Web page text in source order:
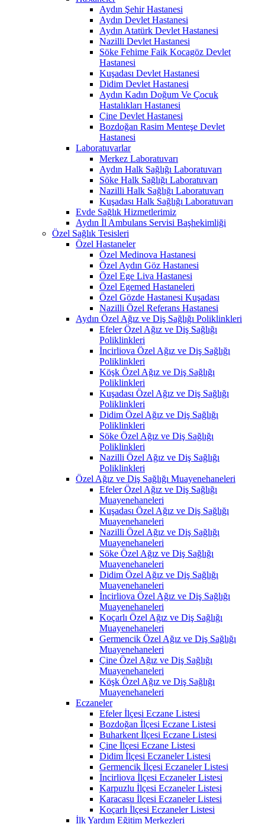
Aydın Şehir Hastanesi
Aydın Devlet Hastanesi
Aydın Atatürk Devlet Hastanesi
Nazilli Devlet Hastanesi
Söke Fehime Faik Kocagöz Devlet
Hastanesi
Kuşadası Devlet Hastanesi
Didim Devlet Hastanesi
Aydın Kadın Doğum Ve Çocuk
Hastalıkları Hastanesi
Çine Devlet Hastanesi
Bozdoğan Rasim Menteşe Devlet
Hastanesi
Laboratuvarlar
Merkez Laboratuvarı
Aydın Halk Sağlığı Laboratuvarı
Söke Halk Sağlığı Laboratuvarı
Nazilli Halk Sağlığı Laboratuvarı
Kuşadası Halk Sağlığı Laboratuvarı
Evde Sağlık Hizmetlerimiz
Aydın İl Ambulans Servisi Başhekimliği
Özel Sağlık Tesisleri
Özel Hastaneler
Özel Medinova Hastanesi
Özel Aydın Göz Hastanesi
Özel Ege Liva Hastanesi
Özel Egemed Hastaneleri
Özel Gözde Hastanesi Kuşadası
Nazilli Özel Referans Hastanesi
Aydın Özel Ağız ve Diş Sağlığı Poliklinkleri
Efeler Özel Ağız ve Diş Sağlığı
Poliklinkleri
İncirliova Özel Ağız ve Diş Sağlığı
Poliklinkleri
Köşk Özel Ağız ve Diş Sağlığı
Poliklinkleri
Kuşadası Özel Ağız ve Diş Sağlığı
Poliklinkleri
Didim Özel Ağız ve Diş Sağlığı
Poliklinkleri
Söke Özel Ağız ve Diş Sağlığı
Poliklinkleri
Nazilli Özel Ağız ve Diş Sağlığı
Poliklinkleri
Özel Ağız ve Diş Sağlığı Muayenehaneleri
Efeler Özel Ağız ve Diş Sağlığı
Muayenehaneleri
Kuşadası Özel Ağız ve Diş Sağlığı
Muayenehaneleri
Nazilli Özel Ağız ve Diş Sağlığı
Muayenehaneleri
Söke Özel Ağız ve Diş Sağlığı
Muayenehaneleri
Didim Özel Ağız ve Diş Sağlığı
Muayenehaneleri
İncirliova Özel Ağız ve Diş Sağlığı
Muayenehaneleri
Koçarlı Özel Ağız ve Diş Sağlığı
Muayenehaneleri
Germencik Özel Ağız ve Diş Sağlığı
Muayenehaneleri
Çine Özel Ağız ve Diş Sağlığı
Muayenehaneleri
Köşk Özel Ağız ve Diş Sağlığı
Muayenehaneleri
Eczaneler
Efeler İlçesi Eczane Listesi
Bozdoğan İlçesi Eczane Listesi
Buharkent İlçesi Eczane Listesi
Çine İlçesi Eczane Listesi
Didim İlçesi Eczaneler Listesi
Germencik İlçesi Eczaneler Listesi
İncirliova İlçesi Eczaneler Listesi
Karpuzlu İlçesi Eczaneler Listesi
Karacasu İlçesi Eczaneler Listesi
Koçarlı İlçesi Eczaneler Listesi
İlk Yardım Eğitim Merkezleri